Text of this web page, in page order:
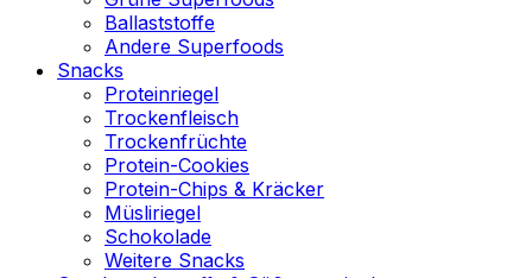
Ballaststoffe
Andere Superfoods
Snacks
Proteinriegel
Trockenfleisch
Trockenfrüchte
Protein-Cookies
Protein-Chips & Kräcker
Müsliriegel
Schokolade
Weitere Snacks